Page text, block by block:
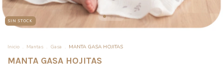
SIN STOCK
Inicio . Mantas . Gasa . MANTA GASA HOJITAS
MANTA GASA HOJITAS